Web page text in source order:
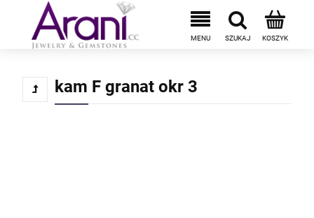
kam F granat okr 3